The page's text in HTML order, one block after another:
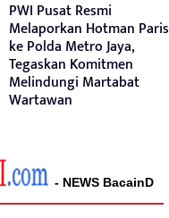
PWI Pusat Resmi
Melaporkan Hotman Paris
ke Polda Metro Jaya,
Tegaskan Komitmen
Melindungi Martabat
Wartawan
- NEWS BacainD